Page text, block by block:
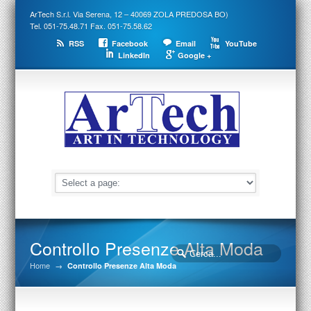
ArTech S.r.l. Via Serena, 12 – 40069 ZOLA PREDOSA BO)
Tel. 051-75.48.71 Fax. 051-75.58.62
RSS Facebook Email
YouTube
LinkedIn
Google +
Controllo Presenze Alta Moda
Home → Controllo Presenze Alta Moda